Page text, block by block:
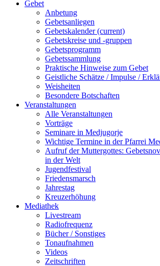
Gebet
Anbetung
Gebetsanliegen
Gebetskalender(current)
Gebetskreise und -gruppen
Gebetsprogramm
Gebetssammlung
Praktische Hinweise zum Gebet
Geistliche Schätze / Impulse /
Weisheiten
Besondere Botschaften
Veranstaltungen
Alle Veranstaltungen
Vorträge
Seminare in Medjugorje
Wichtige Termine in der Pfarrei
Aufruf der Muttergottes:
in der Welt
Jugendfestival
Friedensmarsch
Jahrestag
Kreuzerhöhung
Mediathek
Livestream
Radiofrequenz
Bücher / Sonstiges
Tonaufnahmen
Videos
Zeitschriften